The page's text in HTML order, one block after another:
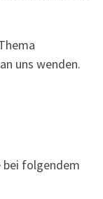
uns wenden.
bei folgendem